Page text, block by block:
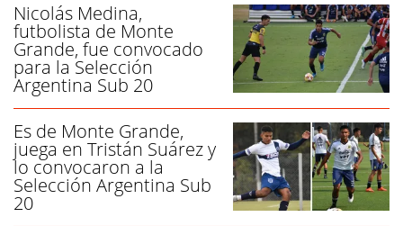
Nicolás Medina,
futbolista de Monte
Grande, fue convocado
para la Selección
Argentina Sub 20
Es de Monte Grande,
juega en Tristán Suárez y
lo convocaron a la
Selección Argentina Sub
20